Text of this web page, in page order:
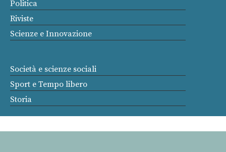
Politica
Riviste
Scienze e Innovazione
Società e scienze sociali
Sport e Tempo libero
Storia